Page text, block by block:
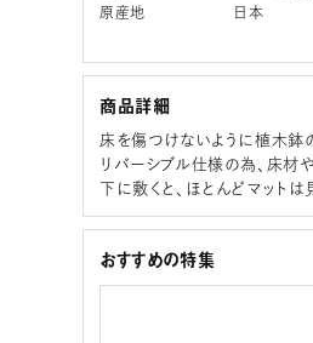
原産地
日本
商品詳細
床を傷つけないように植木鉢
リバーシブル仕様の為、床
下に敷くと、ほとんどマットは
おすすめの特集